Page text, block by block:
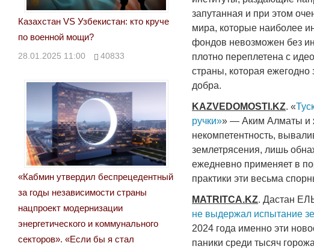
запутанная и при этом
мира, которые наиболее
фондов невозможен без
плотно переплетена с
страны, которая
добра.
KAZVEDOMOSTI .KZ. «
ручки»» — Аким Алматы и
некомпетентность,
землетрясения, лишь
ежедневно применяет в
практики эти весьма
MATRITCA.KZ. Дастан
не выдержал испытание
2024 года именно эти
паники среди тысяч
Казахстан VS Узбекистан: кто круче
по военной мощи?
28.01.2025 11:00 40833
«Кабмин утвердил беспрецедентный
за годы независимости страны
нацпроект модернизации
энергетического и коммунального
секторов». «Если бы я стал